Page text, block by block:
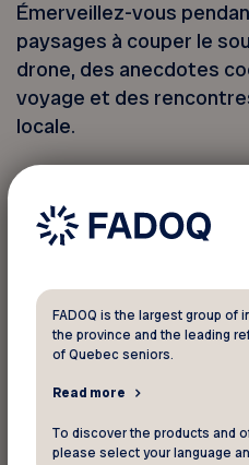
Émerveillez-vous
paysages à couper le
drone, des anecdotes
voyage et des
locale.
préférentiel aux
Films réguliers
1 à 4 films : 6,79 $ par film
5 à 8 films : 5,43 $ par film
Nouveautés
FADOQ is the largest group of
the province and the leading
of Quebec seniors.
Read more
To discover the products and
please select your language